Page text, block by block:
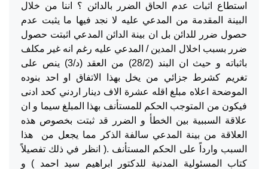
استطاع اثبات عدم الحاق الضرر بالدائن ؟ اننا من خلال
البينة المقدمة من المدعي عليه لا نجد فيها ما يثبت عدم
حصول ضرر للدائن بل ان بينة الدائن المدعي اثبتت حصول
ضرر بسبب اخلال المدين / المدعي عليه رغم انه غير مكلف
باثباته و حيث ان البند (28/2) من العقد (د/3) ينص على
تغريم كشرط جزائي من يخل بهذا الاتفاق او احد بنوده
الموضحة اعلاه مبلغ اقله عشرة الاف دينار اردني كحد ادنى
فيكون من المتوجب الحكم للمستأنف بهذا المبلغ سيما و ان
علاقة السببية بين الخطأ و الضرر قد ثبتت بخصوص هذه
العلاقة من بينة المدعي سالفة الذكر مما يجعل من هذا
السبب وارداً على الحكم المستأنف .( انظر في ذلك تفصيلاً
كتاب المسئولية المدنية للدكتور ابراهيم سيد احمد ) و